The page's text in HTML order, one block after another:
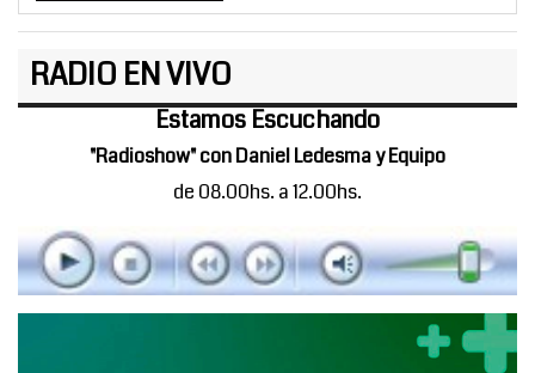
RADIO EN VIVO
Estamos Escuchando
"Radioshow" con Daniel Ledesma y Equipo
de 08.00hs. a 12.00hs.